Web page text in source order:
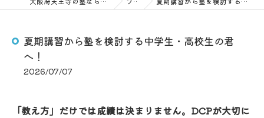
夏期講習から塾を検討する中学生・高校生の君
へ！
2026/07/07
「教え方」だけでは成績は決まりません。DCPが大切に